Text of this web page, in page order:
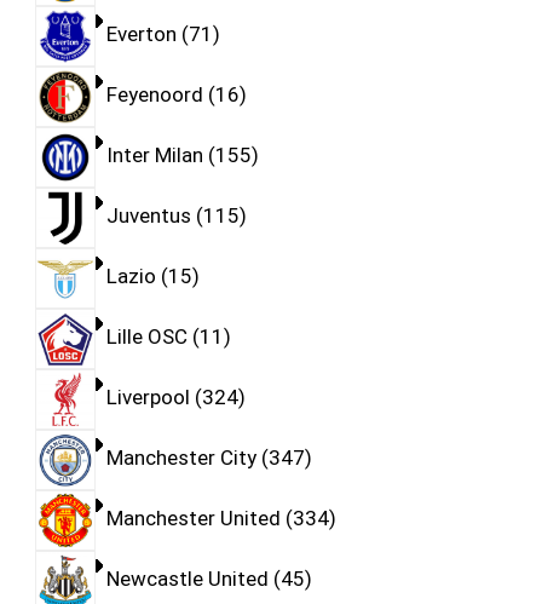
Everton 71
Feyenoord 16
Inter Milan 155
Juventus 115
Lazio 15
Lille OSC 11
Liverpool 324
Manchester City 347
Manchester United 334
Newcastle United 45